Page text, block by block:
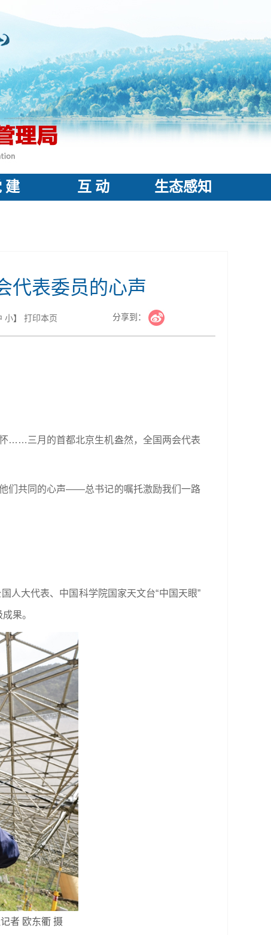
建 互 动 生态感知
代表委员的心声
小】 打印本页 分享到：
……三月的首都北京生机盎然，全国两会代表
们共同的心声——总书记的嘱托激励我们一路
人大代表、中国科学院国家天文台“中国天眼”
果。
者 欧东衢 摄